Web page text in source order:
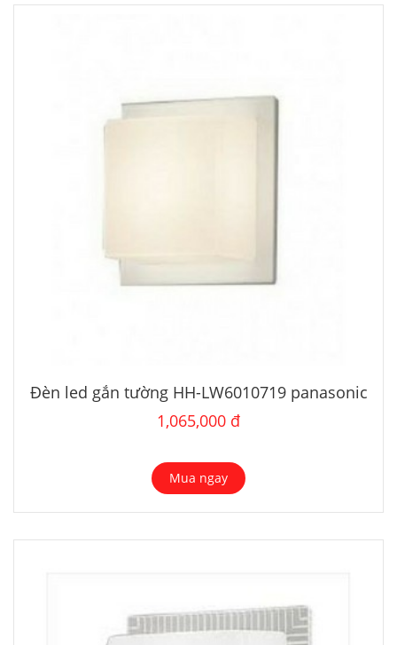
Đèn led gắn tường HH-LW6010719 panasonic
1,065,000 đ
Mua ngay